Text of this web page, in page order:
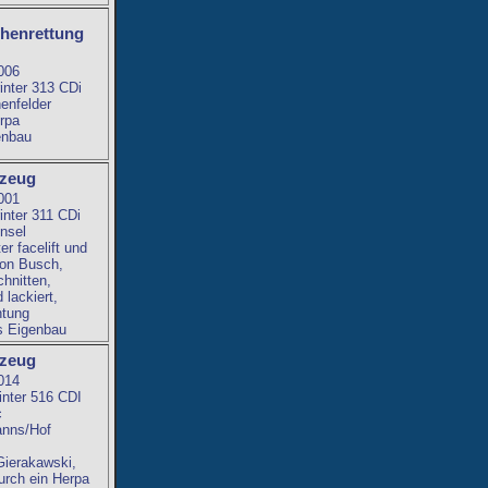
313 CDi
311 CDi
facelift und
Busch,
lackiert,
Eigenbau
516 CDI
Hof
ein Herpa